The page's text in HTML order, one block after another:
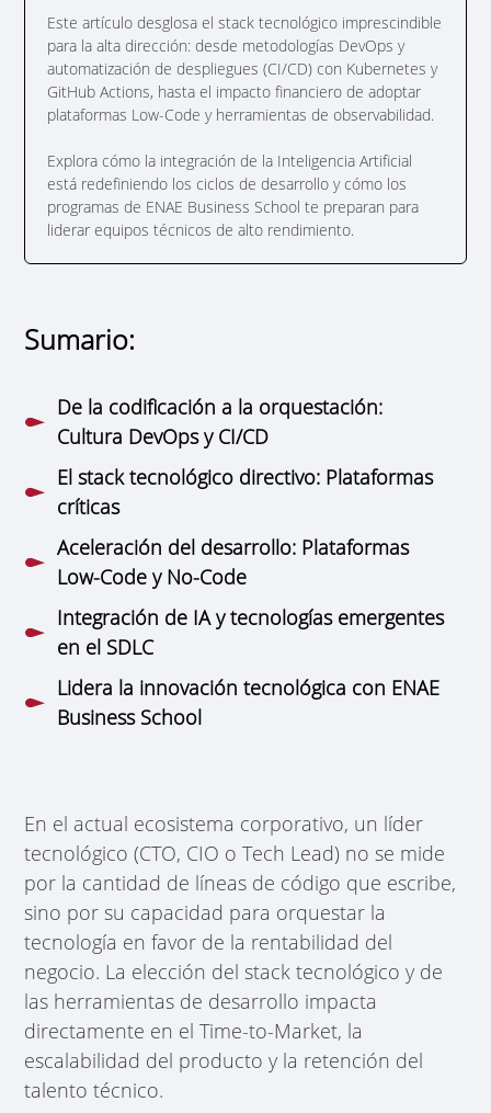
Este artículo desglosa el stack tecnológico imprescindible
para la alta dirección: desde metodologías DevOps y
automatización de despliegues (CI/CD) con Kubernetes y
GitHub Actions, hasta el impacto financiero de adoptar
plataformas Low-Code y herramientas de observabilidad.
Explora cómo la integración de la Inteligencia Artificial
está redefiniendo los ciclos de desarrollo y cómo los
programas de ENAE Business School te preparan para
liderar equipos técnicos de alto rendimiento.
Sumario:
De la codificación a la orquestación:
Cultura DevOps y CI/CD
El stack tecnológico directivo: Plataformas
críticas
Aceleración del desarrollo: Plataformas
Low-Code y No-Code
Integración de IA y tecnologías emergentes
en el SDLC
Lidera la innovación tecnológica con ENAE
Business School
En el actual ecosistema corporativo, un líder
tecnológico (CTO, CIO o Tech Lead) no se mide
por la cantidad de líneas de código que escribe,
sino por su capacidad para orquestar la
tecnología en favor de la rentabilidad del
negocio. La elección del stack tecnológico y de
las herramientas de desarrollo impacta
directamente en el Time-to-Market, la
escalabilidad del producto y la retención del
talento técnico.